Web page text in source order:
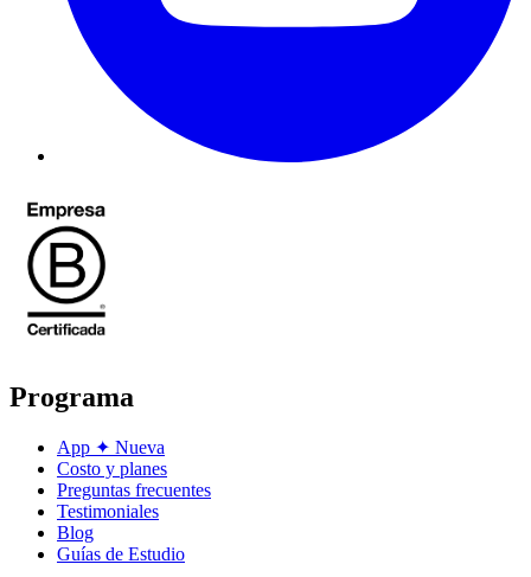
Programa
App ✦ Nueva
Costo y planes
Preguntas frecuentes
Testimoniales
Blog
Guías de Estudio